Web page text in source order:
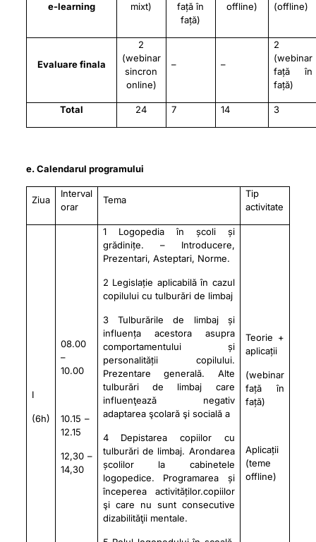
e-learning
mixt)
față în
față)
offline)
(offline)
Evaluare finala
2
(webinar
sincron
online)
– –
2
(webinar
față în
față)
Total 24 7 14 3
e. Calendarul programului
Ziua
Interval
orar
Tema
Tip
activitate
I
(6h)
08.00
–
10.00
10.15 –
12.15
12,30 –
14,30
1 Logopedia în școli și
grădinițe. – Introducere,
Prezentari, Asteptari, Norme.
2 Legislație aplicabilă în cazul
copilului cu tulburări de limbaj
3 Tulburările de limbaj și
influența acestora asupra
comportamentului și
personalității copilului.
Prezentare generală. Alte
tulburări de limbaj care
influenţează negativ
adaptarea şcolară şi socială a
4 Depistarea copiilor cu
tulburări de limbaj. Arondarea
școlilor la cabinetele
logopedice. Programarea și
începerea activităților.copiilor
şi care nu sunt consecutive
dizabilităţii mentale.
Teorie +
aplicații
(webinar
față în
față)
Aplicații
(teme
offline)